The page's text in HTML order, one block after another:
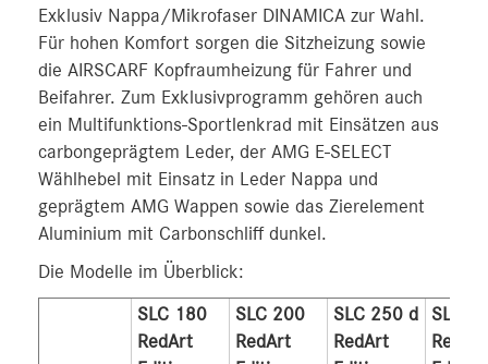
Exklusiv Nappa/Mikrofaser DINAMICA zur Wahl.
Für hohen Komfort sorgen die Sitzheizung sowie
die AIRSCARF Kopfraumheizung für Fahrer und
Beifahrer. Zum Exklusivprogramm gehören auch
ein Multifunktions-Sportlenkrad mit Einsätzen aus
carbongeprägtem Leder, der AMG E‑SELECT
Wählhebel mit Einsatz in Leder Nappa und
geprägtem AMG Wappen sowie das Zierelement
Aluminium mit Carbonschliff dunkel.
Die Modelle im Überblick:
SLC 180
RedArt
SLC 200
RedArt
SLC 250 d
RedArt
SLC
RedArt